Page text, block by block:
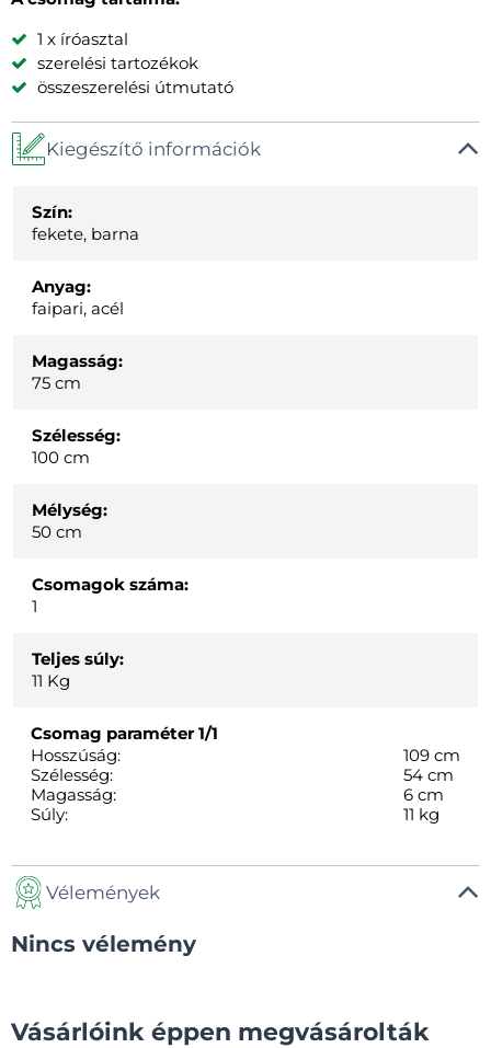
1 x íróasztal
szerelési tartozékok
összeszerelési útmutató
Kiegészítő információk
Szín:
fekete, barna
Anyag:
faipari, acél
Magasság:
75 cm
Szélesség:
100 cm
Mélység:
50 cm
Csomagok száma:
1
Teljes súly:
11 Kg
Csomag paraméter1/1
Hosszúság:
109 cm
Szélesség:
54 cm
Magasság:
6 cm
Súly:
11 kg
Vélemények
Nincs vélemény
Vásárlóink éppen megvásárolták